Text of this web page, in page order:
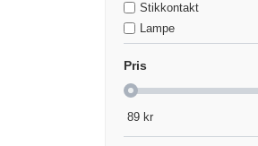
Lampe
Stikkontakt
Pris
89 kr